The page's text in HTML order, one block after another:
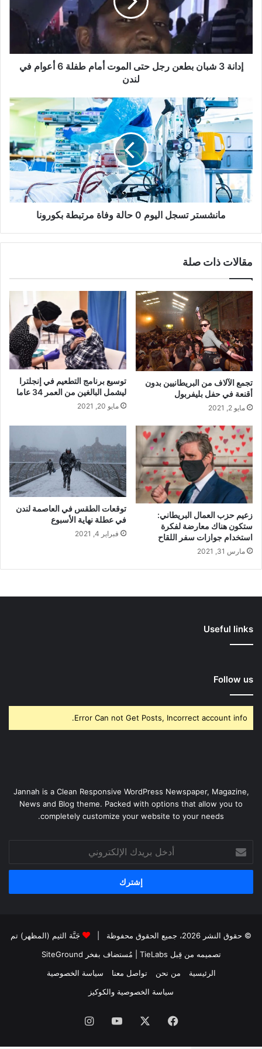
حتى
الموت
طفلة
إدانة 3 شبان بطعن رجل حتى الموت أمام طفلة 6 أعوام في
لندن
مانشستر
تسجل
0
حالة
وفاة
مرتبطة
بكورونا
مانشستر تسجل اليوم 0 حالة وفاة مرتبطة بكورونا
مقالات ذات صلة
تجمع الآلاف من البريطانيين بدون
أقنعة في حفل بليفربول
مايو 2, 2021
توسيع برنامج التطعيم في إنجلترا
ليشمل البالغين من العمر 34 عاما
مايو 20, 2021
زعيم حزب العمال البريطاني:
ستكون هناك معارضة لفكرة
استخدام جوازات سفر اللقاح
مارس 31, 2021
توقعات الطقس في العاصمة لندن
في عطلة نهاية الأسبوع
فبراير 4, 2021
Useful links
Follow us
Error Can not Get Posts, Incorrect account info.
Jannah is a Clean Responsive WordPress Newspaper, Magazine,
News and Blog theme. Packed with options that allow you to
completely customize your website to your needs.
بريدك
الإلكتروني
© حقوق النشر 2026، جميع الحقوق محفوظة |
جَنَّة الثيم (المظهر) تم
تصميمه من قِبل TieLabs
| مُستضاف بفخر SiteGround
الرئيسية
من نحن تواصل معنا
سياسة الخصوصية
سياسة الخصوصية والكوكيز
فيسبوك ‫YouTubeانستقرام